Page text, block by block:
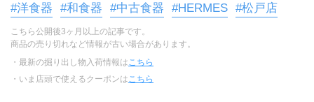
#洋食器 #和食器 #中古食器 #HERMES #松戸店
こちら公開後3ヶ月以上の記事です。
商品の売り切れなど情報が古い場合があります。
・最新の掘り出し物入荷情報は こちら
・いま店頭で使えるクーポンは こちら